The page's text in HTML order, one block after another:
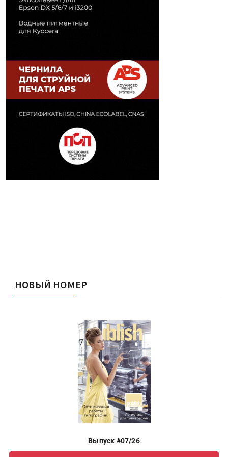
НОВЫЙ НОМЕР
Выпуск #07/26